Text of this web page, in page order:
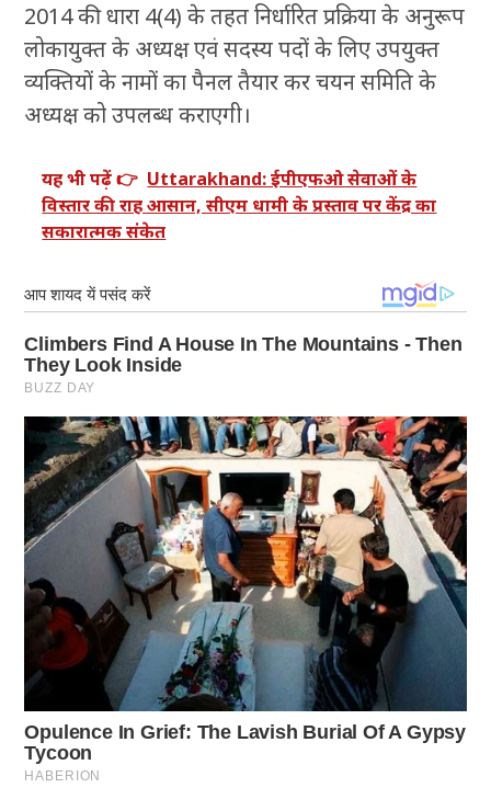
2014 की धारा 4(4) के तहत निर्धारित प्रक्रिया के अनुरूप
लोकायुक्त के अध्यक्ष एवं सदस्य पदों के लिए उपयुक्त
व्यक्तियों के नामों का पैनल तैयार कर चयन समिति के
अध्यक्ष को उपलब्ध कराएगी।
यह भी पढ़ें 👉 Uttarakhand: ईपीएफओ सेवाओं के
विस्तार की राह आसान, सीएम धामी के प्रस्ताव पर केंद्र का
सकारात्मक संकेत